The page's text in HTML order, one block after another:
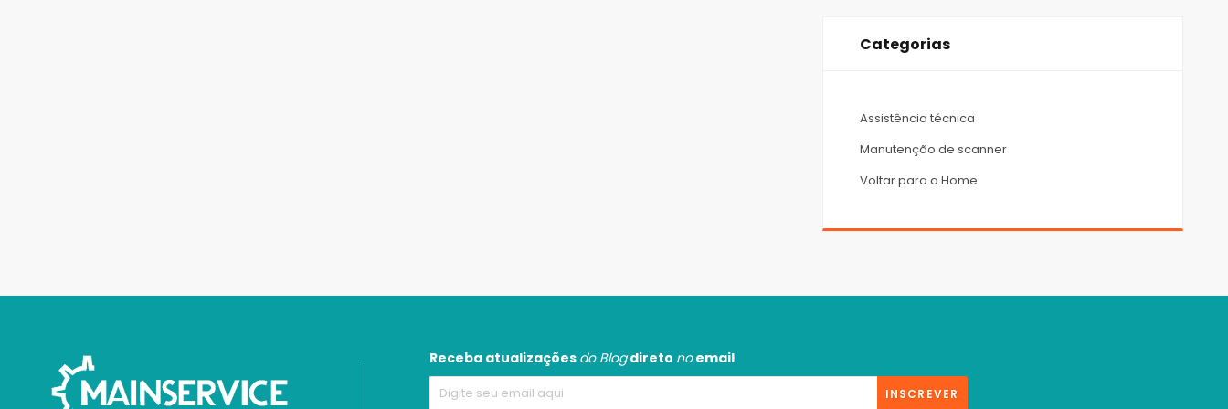
Categorias
Assistência técnica
Manutenção de scanner
Voltar para a Home
Receba atualizações do Blogdireto noemail